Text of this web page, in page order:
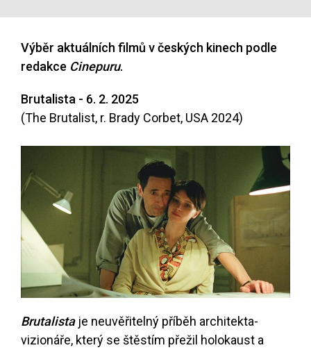
Výběr aktuálních filmů v českých kinech podle
redakce Cinepuru.
Brutalista - 6. 2. 2025
(The Brutalist, r. Brady Corbet, USA 2024)
Brutalistaje neuvěřitelný příběh architekta-
vizionáře, který se štěstím přežil holokaust a